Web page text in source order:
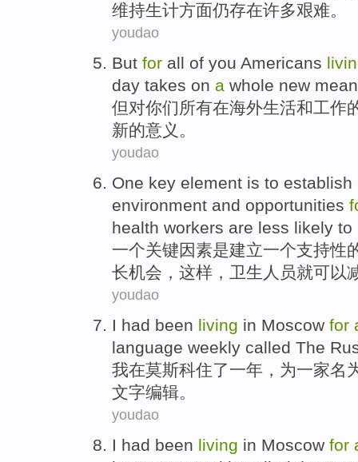
维持生计方面仍存在许多艰难。
youdao
But for all of you Americans
day takes on a whole new
但对你们所有在海外生活和工作
新的意义 。
youdao
One key element is to establish
environment and opportunities
health workers are less likely to
一个关键因素是建立一个支持性
长机会 ， 这样 ， 卫生 人员就可以
youdao
I had been living in Moscow for
language weekly called The
我在莫斯科住了一年 ， 为一家名
文字编辑。
youdao
I had been living in Moscow for